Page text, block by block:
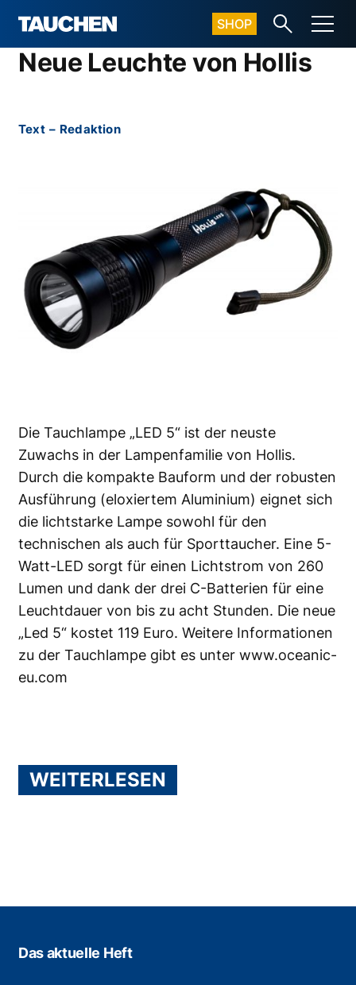
SHOP
Neue Leuchte von Hollis
Text – Redaktion
Die Tauchlampe „LED 5“ ist der neuste
Zuwachs in der Lampenfamilie von Hollis.
Durch die kompakte Bauform und der robusten
Ausführung (eloxiertem Aluminium) eignet sich
die lichtstarke Lampe sowohl für den
technischen als auch für Sporttaucher. Eine 5-
Watt-LED sorgt für einen Lichtstrom von 260
Lumen und dank der drei C-Batterien für eine
Leuchtdauer von bis zu acht Stunden. Die neue
„Led 5“ kostet 119 Euro. Weitere Informationen
zu der Tauchlampe gibt es unter www.oceanic-
eu.com
WEITERLESEN
Das aktuelle Heft